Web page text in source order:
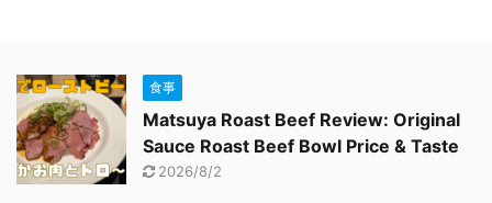
食事
Matsuya Roast Beef Review: Original
Sauce Roast Beef Bowl Price & Taste
2026/8/2